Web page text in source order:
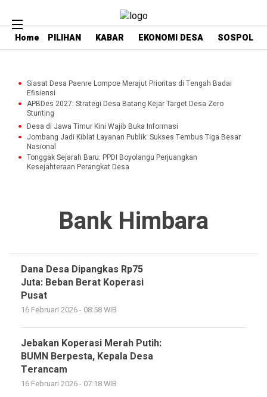
Home PILIHAN KABAR EKONOMI DESA SOSPOL
Siasat Desa Paenre Lompoe Merajut Prioritas di Tengah Badai
Efisiensi
APBDes 2027: Strategi Desa Batang Kejar Target Desa Zero
Stunting
Desa di Jawa Timur Kini Wajib Buka Informasi
Jombang Jadi Kiblat Layanan Publik: Sukses Tembus Tiga Besar
Nasional
Tonggak Sejarah Baru: PPDI Boyolangu Perjuangkan
Kesejahteraan Perangkat Desa
Bank Himbara
Dana Desa Dipangkas Rp75
Juta: Beban Berat Koperasi
Pusat
16 Februari 2026 - 08:58 WIB
Jebakan Koperasi Merah Putih:
BUMN Berpesta, Kepala Desa
Terancam
16 Februari 2026 - 07:18 WIB